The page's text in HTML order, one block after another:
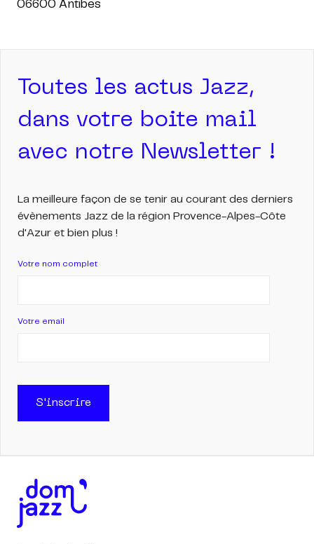
Toutes les actus Jazz,
dans votre boite mail
avec notre Newsletter !
La meilleure façon de se tenir au courant des derniers
évènements Jazz de la région Provence-Alpes-Côte
d'Azur et bien plus !
Votre nom complet
Votre email
S'inscrire